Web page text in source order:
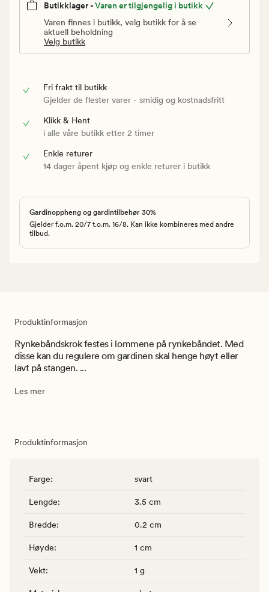
Butikklager -Varen er tilgjengelig i butikk
Varen finnes i butikk, velg butikk for å se
aktuell beholdning
Velg butikk
Fri frakt til butikk
Gjelder de flester varer - smidig og kostnadsfritt
Klikk & Hent
i alle våre butikk etter 2 timer
Enkle returer
14 dager åpent kjøp og enkle returer i butikk
Gardinoppheng og gardintilbehør 30%
Gjelder f.o.m. 20/7 t.o.m. 16/8. Kan ikke kombineres med andre
tilbud.
Produktinformasjon
Rynkebåndskrok festes i lommene på rynkebåndet. Med
disse kan du regulere om gardinen skal henge høyt eller
lavt på stangen. ...
Les mer
Produktinformasjon
Farge: svart
Lengde: 3.5 cm
Bredde: 0.2 cm
Høyde: 1 cm
Vekt: 1 g